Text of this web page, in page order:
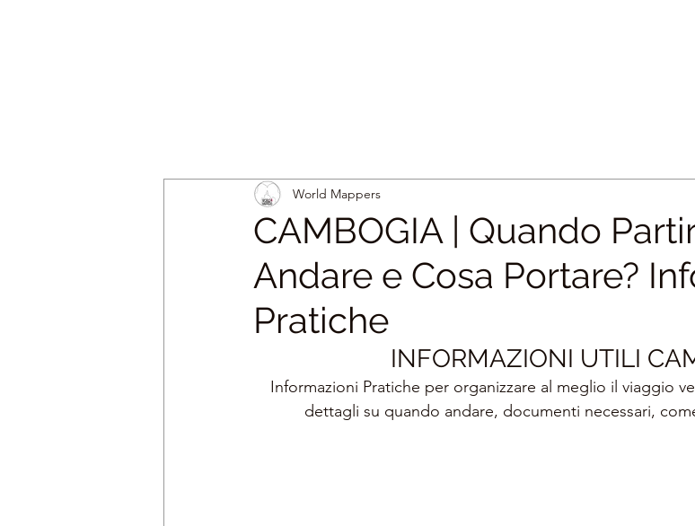
CAMBOGIA | Quando
Andare e Cosa Portare?
Pratiche
World Mappers
INFORMAZIONI UTILI
Informazioni Pratiche per organizzare al meglio il viaggio
dettagli su quando andare, documenti necessari,